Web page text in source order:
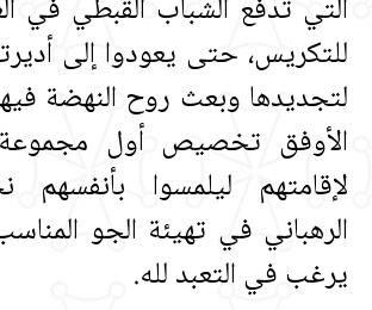
التي تدفع الشباب القبطي في
للتكريس، حتى يعودوا إلى
لتجديدها وبعث روح النهضة
الأوفق تخصيص أول مجموعة
لإقامتهم ليلمسوا بأنفسهم
الرهباني في تهيئة الجو
يرغب في التعبد لله‏.‏